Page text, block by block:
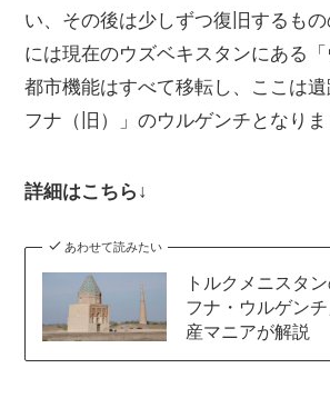
い、その後は少しずつ復旧するも
には現在のウズベキスタンにある
都市機能はすべて移転し、ここは
フナ（旧）」のウルゲンチとなりま
詳細はこちら↓
あわせて読みたい
トルクメニスタ
フナ・ウルゲン
産マニアが解説